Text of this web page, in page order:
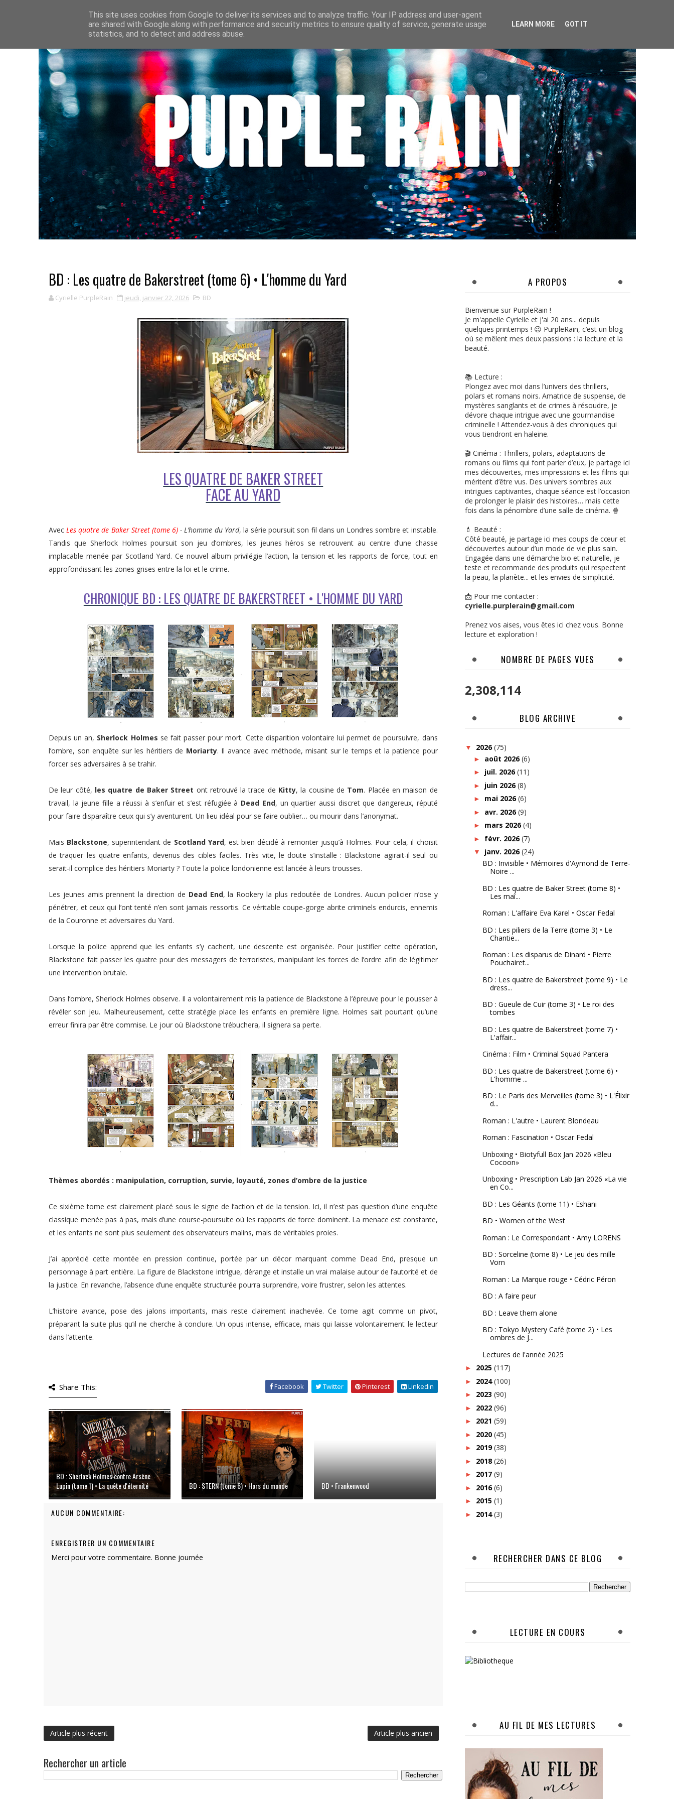
CULTURE • LIVRES AU FIL DE MES LECTURES CINÉMA LES LOUVES DU POLAR BEAUTÉ CONTACT
BD : Les quatre de Bakerstreet (tome 6) • L'homme du Yard
Cyrielle PurpleRain jeudi, janvier 22, 2026 BD
LES QUATRE DE BAKER STREET
FACE AU YARD
AvecLes quatre de Baker Street (tome 6) - L’homme du Yard, la série poursuit son fil dans un Londres sombre et instable.
Tandis que Sherlock Holmes poursuit son jeu d’ombres, les jeunes héros se retrouvent au centre d’une chasse
implacable menée par Scotland Yard. Ce nouvel album privilégie l’action, la tension et les rapports de force, tout en
approfondissant les zones grises entre la loi et le crime.
CHRONIQUE BD : LES QUATRE DE BAKERSTREET • L'HOMME DU YARD
.
Depuis un an, Sherlock Holmes se fait passer pour mort. Cette disparition volontaire lui permet de poursuivre, dans
l’ombre, son enquête sur les héritiers de Moriarty. Il avance avec méthode, misant sur le temps et la patience pour
forcer ses adversaires à se trahir.
De leur côté, les quatre de Baker Street ont retrouvé la trace de Kitty, la cousine de Tom. Placée en maison de
travail, la jeune fille a réussi à s’enfuir et s’est réfugiée à Dead End, un quartier aussi discret que dangereux, réputé
pour faire disparaître ceux qui s’y aventurent. Un lieu idéal pour se faire oublier… ou mourir dans l’anonymat.
Mais Blackstone, superintendant de Scotland Yard, est bien décidé à remonter jusqu’à Holmes. Pour cela, il choisit
de traquer les quatre enfants, devenus des cibles faciles. Très vite, le doute s’installe : Blackstone agirait-il seul ou
serait-il complice des héritiers Moriarty ? Toute la police londonienne est lancée à leurs trousses.
Les jeunes amis prennent la direction de Dead End, la Rookery la plus redoutée de Londres. Aucun policier n’ose y
pénétrer, et ceux qui l’ont tenté n’en sont jamais ressortis. Ce véritable coupe-gorge abrite criminels endurcis, ennemis
de la Couronne et adversaires du Yard.
Lorsque la police apprend que les enfants s’y cachent, une descente est organisée. Pour justifier cette opération,
Blackstone fait passer les quatre pour des messagers de terroristes, manipulant les forces de l’ordre afin de légitimer
une intervention brutale.
Dans l’ombre, Sherlock Holmes observe. Il a volontairement mis la patience de Blackstone à l’épreuve pour le pousser à
révéler son jeu. Malheureusement, cette stratégie place les enfants en première ligne. Holmes sait pourtant qu’une
erreur finira par être commise. Le jour où Blackstone trébuchera, il signera sa perte.
.
Thèmes abordés : manipulation, corruption, survie, loyauté, zones d’ombre de la justice
Ce sixième tome est clairement placé sous le signe de l’action et de la tension. Ici, il n’est pas question d’une enquête
classique menée pas à pas, mais d’une course-poursuite où les rapports de force dominent. La menace est constante,
et les enfants ne sont plus seulement des observateurs malins, mais de véritables proies.
J’ai apprécié cette montée en pression continue, portée par un décor marquant comme Dead End, presque un
personnage à part entière. La figure de Blackstone intrigue, dérange et installe un vrai malaise autour de l’autorité et de
la justice. En revanche, l’absence d’une enquête structurée pourra surprendre, voire frustrer, selon les attentes.
L’histoire avance, pose des jalons importants, mais reste clairement inachevée. Ce tome agit comme un pivot,
préparant la suite plus qu’il ne cherche à conclure. Un opus intense, efficace, mais qui laisse volontairement le lecteur
dans l’attente.
Share This: Facebook Twitter Pinterest Linkedin
BD : Sherlock Holmes contre Arsène
Lupin (tome 1) • La quête d'éternité
BD : STERN (tome 6) • Hors du monde BD • Frankenwood
AUCUN COMMENTAIRE:
ENREGISTRER UN COMMENTAIRE
Merci pour votre commentaire. Bonne journée
Article plus récent Article plus ancien
Rechercher un article
A PROPOS
Bienvenue sur PurpleRain !
Je m'appelle Cyrielle et j'ai 20 ans... depuis
quelques printemps ! 😉 PurpleRain, c’est un blog
où se mêlent mes deux passions : la lecture et la
beauté.
📚 Lecture :
Plongez avec moi dans l’univers des thrillers,
polars et romans noirs. Amatrice de suspense, de
mystères sanglants et de crimes à résoudre, je
dévore chaque intrigue avec une gourmandise
criminelle ! Attendez-vous à des chroniques qui
vous tiendront en haleine.
🎬 Cinéma : Thrillers, polars, adaptations de
romans ou films qui font parler d’eux, je partage ici
mes découvertes, mes impressions et les films qui
méritent d’être vus. Des univers sombres aux
intrigues captivantes, chaque séance est l’occasion
de prolonger le plaisir des histoires… mais cette
fois dans la pénombre d’une salle de cinéma. 🍿
💄 Beauté :
Côté beauté, je partage ici mes coups de cœur et
découvertes autour d’un mode de vie plus sain.
Engagée dans une démarche bio et naturelle, je
teste et recommande des produits qui respectent
la peau, la planète... et les envies de simplicité.
📩 Pour me contacter :
cyrielle.purplerain@gmail.com
Prenez vos aises, vous êtes ici chez vous. Bonne
lecture et exploration !
NOMBRE DE PAGES VUES
2,308,114
BLOG ARCHIVE
▼ 2026(75)
► août 2026(6)
► juil. 2026(11)
► juin 2026(8)
► mai 2026(6)
► avr. 2026(9)
► mars 2026(4)
► févr. 2026(7)
▼ janv. 2026(24)
BD : Invisible • Mémoires d'Aymond de Terre-
Noire ...
BD : Les quatre de Baker Street (tome 8) •
Les maî...
Roman : L'affaire Eva Karel • Oscar Fedal
BD : Les piliers de la Terre (tome 3) • Le
Chantie...
Roman : Les disparus de Dinard • Pierre
Pouchairet...
BD : Les quatre de Bakerstreet (tome 9) • Le
dress...
BD : Gueule de Cuir (tome 3) • Le roi des
tombes
BD : Les quatre de Bakerstreet (tome 7) •
L'affair...
Cinéma : Film • Criminal Squad Pantera
BD : Les quatre de Bakerstreet (tome 6) •
L'homme ...
BD : Le Paris des Merveilles (tome 3) • L'Élixir
d...
Roman : L'autre • Laurent Blondeau
Roman : Fascination • Oscar Fedal
Unboxing • Biotyfull Box Jan 2026 «Bleu
Cocoon»
Unboxing • Prescription Lab Jan 2026 «La vie
en Co...
BD : Les Géants (tome 11) • Eshani
BD • Women of the West
Roman : Le Correspondant • Amy LORENS
BD : Sorceline (tome 8) • Le jeu des mille
Vorn
Roman : La Marque rouge • Cédric Péron
BD : A faire peur
BD : Leave them alone
BD : Tokyo Mystery Café (tome 2) • Les
ombres de J...
Lectures de l'année 2025
► 2025 (117)
► 2024(100)
► 2023 (90)
► 2022 (96)
► 2021 (59)
► 2020 (45)
► 2019(38)
► 2018 (26)
► 2017 (9)
► 2016(6)
► 2015 (1)
► 2014(3)
RECHERCHER DANS CE BLOG
LECTURE EN COURS
AU FIL DE MES LECTURES
This site uses cookies from Google to deliver its services and to analyze traffic. Your IP address and user-agent
are shared with Google along with performance and security metrics to ensure quality of service, generate usage
statistics, and to detect and address abuse.
LEARN MORE GOT IT